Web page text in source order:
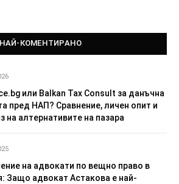
НАЙ-КОМЕНТИРАНО
или Balkan Tax Consult за данъчна
пред НАП? Сравнение, личен опит и
на алтернативите на пазара
на адвокати по вещно право в
Защо адвокат Астакова е най-